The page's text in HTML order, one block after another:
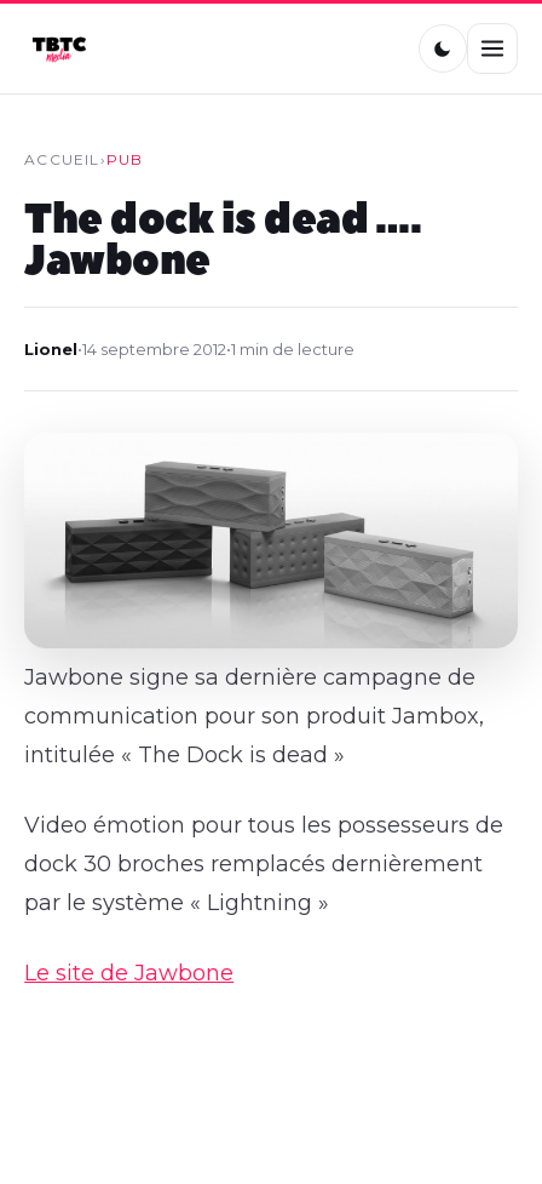
ACCUEIL› PUB
The dock is dead ….
Jawbone
Lionel•14 septembre 2012•1 min de lecture
Jawbone signe sa dernière campagne de
communication pour son produit Jambox,
intitulée « The Dock is dead »
Video émotion pour tous les possesseurs de
dock 30 broches remplacés dernièrement
par le système « Lightning »
Le site de Jawbone